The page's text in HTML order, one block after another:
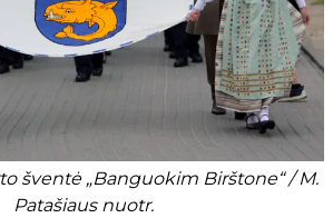
šventė „Banguokim Birštone“ / M.
Patašiaus nuotr.